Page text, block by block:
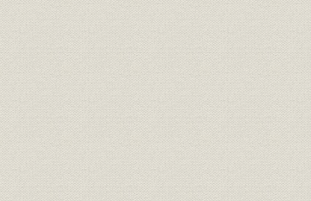
生産
昭和11年以降10年間の3輪・2輪
車の生産台数
昭和11年
年度(1945
生産
昭和11年以降10年間の4輪自動
車の生産台数
昭和11年
年度(1945
製品 3輪車用前照灯 昭和7年
製品 3輪車用尾灯 昭和7年
製品 3輪車用前照灯の配光曲線 昭和7年
生産;業界 国産自動車の生産台数
昭和5年
(1935年)